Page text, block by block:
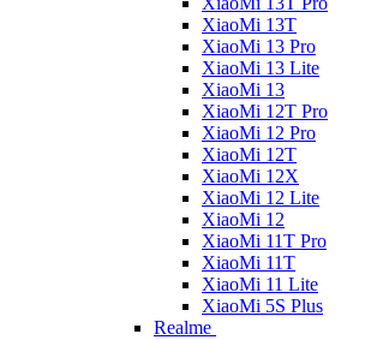
XiaoMi 13T
XiaoMi 13 Pro
XiaoMi 13 Lite
XiaoMi 13
XiaoMi 12T Pro
XiaoMi 12 Pro
XiaoMi 12T
XiaoMi 12X
XiaoMi 12 Lite
XiaoMi 12
XiaoMi 11T Pro
XiaoMi 11T
XiaoMi 11 Lite
XiaoMi 5S Plus
Realme